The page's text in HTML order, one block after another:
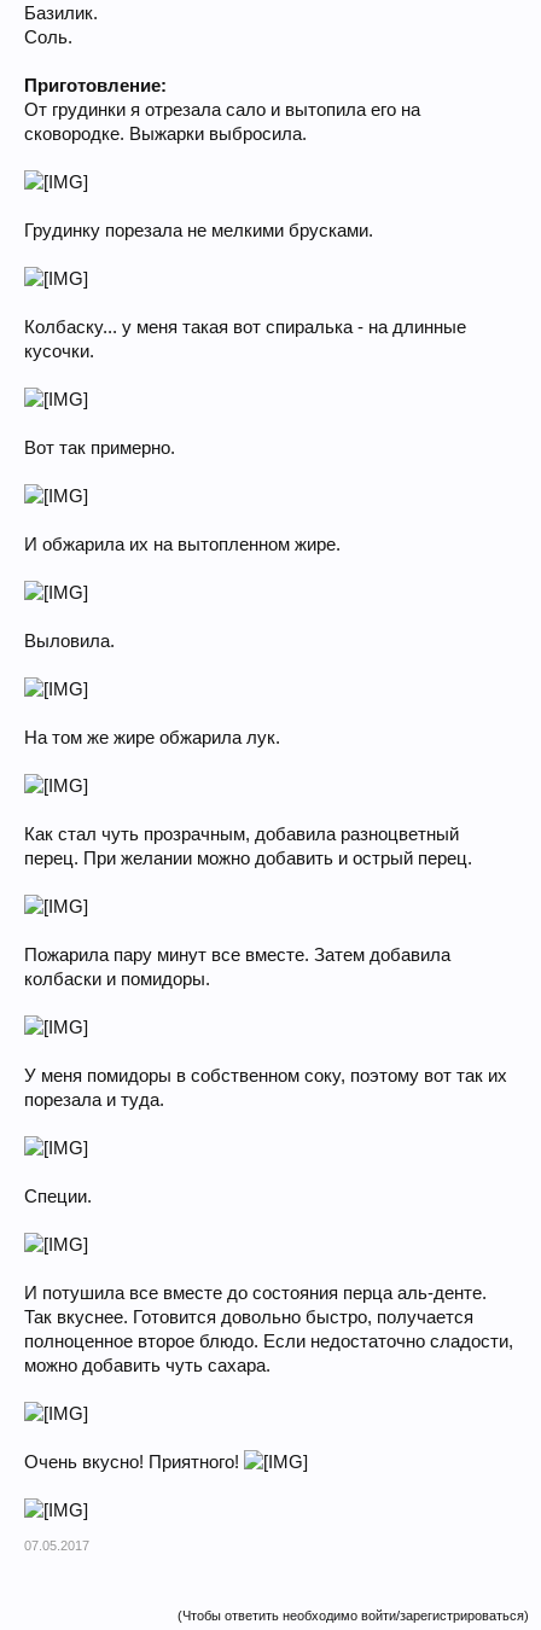
Базилик.
Соль.
Приготовление:
От грудинки я отрезала сало и вытопила его на
сковородке. Выжарки выбросила.
Грудинку порезала не мелкими брусками.
Колбаску... у меня такая вот спиралька - на длинные
кусочки.
Вот так примерно.
И обжарила их на вытопленном жире.
Выловила.
На том же жире обжарила лук.
Как стал чуть прозрачным, добавила разноцветный
перец. При желании можно добавить и острый перец.
Пожарила пару минут все вместе. Затем добавила
колбаски и помидоры.
У меня помидоры в собственном соку, поэтому вот так их
порезала и туда.
Специи.
И потушила все вместе до состояния перца аль-денте.
Так вкуснее. Готовится довольно быстро, получается
полноценное второе блюдо. Если недостаточно сладости,
можно добавить чуть сахара.
Очень вкусно! Приятного!
07.05.2017
(Чтобы ответить необходимо войти/зарегистрироваться)